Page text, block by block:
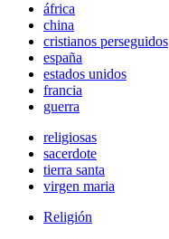
áfrica
china
cristianos perseguidos
españa
estados unidos
francia
guerra
religiosas
sacerdote
tierra santa
virgen maria
Religión